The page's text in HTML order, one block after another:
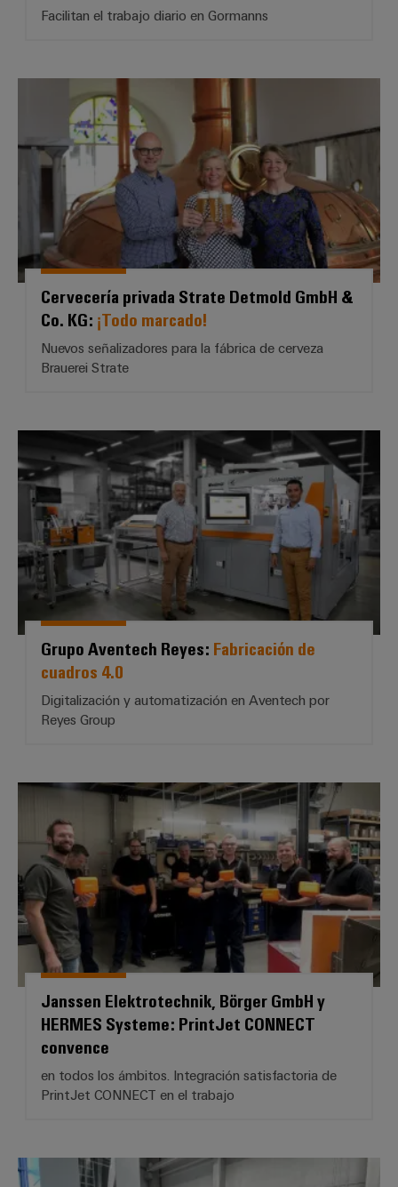
Facilitan el trabajo diario en Gormanns
Cervecería privada Strate
Cervecería privada Strate Detmold GmbH &
Co. KG: ¡Todo marcado!
Nuevos señalizadores para la fábrica de cerveza
Brauerei Strate
Grupo Aventech Reyes:
Grupo Aventech Reyes: Fabricación de
cuadros 4.0
Digitalización y automatización en Aventech por
Reyes Group
Janssen Elektrotechnik, Börger
Janssen Elektrotechnik, Börger GmbH y
HERMES Systeme: PrintJet CONNECT
convence
en todos los ámbitos. Integración satisfactoria de
PrintJet CONNECT en el trabajo
B.A.H. Industrial Solutions